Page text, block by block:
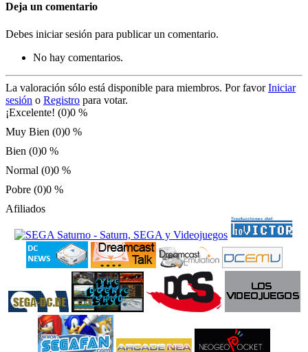
Deja un comentario
Debes iniciar sesión para publicar un comentario.
No hay comentarios.
La valoración sólo está disponible para miembros. Por favorIniciar
sesión o Registro para votar.
¡Excelente! (0)0 %
Muy Bien (0)0 %
Bien (0)0 %
Normal (0)0 %
Pobre (0)0 %
Afiliados